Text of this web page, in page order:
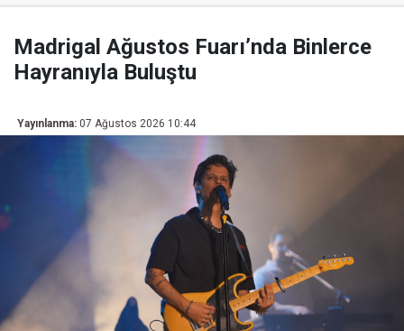
Madrigal Ağustos Fuarı’nda Binlerce
Hayranıyla Buluştu
Yayınlanma: 07 Ağustos 2026 10:44